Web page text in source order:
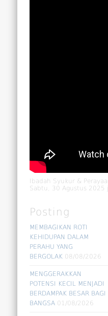
Ibadah Syukur &
Sabtu, 30 Agustus 2025
Posting
MEMBAGIKAN ROTI
KEHIDUPAN DALAM
PERAHU YANG
BERGOLAK 08/08/2026
MENGGERAKKAN
POTENSI KECIL MENJADI
BERDAMPAK BESAR BAGI
BANGSA 01/08/2026